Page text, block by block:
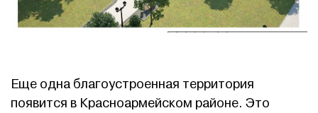
Еще одна благоустроенная территория
появится в Красноармейском районе. Это